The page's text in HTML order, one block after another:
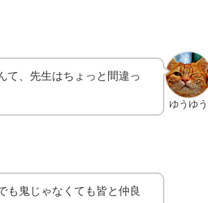
ゆうゆう
て、先生はちょっと間違っ
も鬼じゃなくても皆と仲良